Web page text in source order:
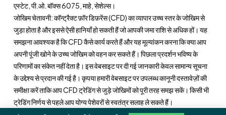
एस्टेट, पी.ओ. बॉक्स 6075, माहे, सेशेल्स।
जोखिम चेतावनी: कॉन्ट्रैक्ट फ़ॉर डिफ़रेंस (CFD) का व्यापार उच्च स्तर के जोखिम से
जुड़ा होता है और इससे ऐसी हानियाँ हो सकती हैं जो आपकी जमा राशि से अधिक हों। यह
समझना आवश्यक है कि CFD कैसे कार्य करते हैं और यह मूल्यांकन करना कि क्या आप
अपनी पूंजी खोने के उच्च जोखिम को वहन कर सकते हैं। पिछला प्रदर्शन भविष्य के
परिणामों का संकेत नहीं देता है। इस वेबसाइट पर दी गई जानकारी केवल सामान्य सूचना
के उद्देश्य से प्रदान की गई है। कृपया हमारी वेबसाइट पर उपलब्ध कानूनी दस्तावेज़ों की
समीक्षा करें ताकि आप CFD ट्रेडिंग से जुड़े जोखिमों को पूरी तरह समझ सकें। किसी भी
ट्रेडिंग निर्णय से पहले आप योग्य पेशेवरों से स्वतंत्र सलाह ले सकते हैं।